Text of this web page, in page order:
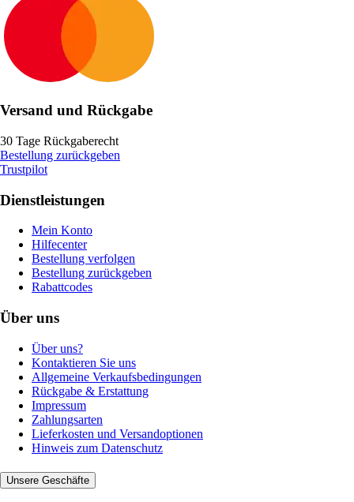
Versand und Rückgabe
30 Tage Rückgaberecht
Bestellung zurückgeben
Trustpilot
Dienstleistungen
Mein Konto
Hilfecenter
Bestellung verfolgen
Bestellung zurückgeben
Rabattcodes
Über uns
Über uns?
Kontaktieren Sie uns
Allgemeine Verkaufsbedingungen
Rückgabe & Erstattung
Impressum
Zahlungsarten
Lieferkosten und Versandoptionen
Hinweis zum Datenschutz
Unsere Geschäfte